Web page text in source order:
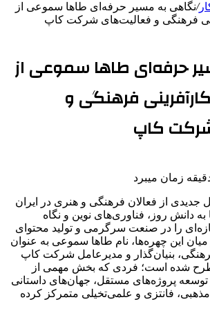
/نگاهی به مسیر حرفه‌ای طاها سموعی از
فرهنگی و فعالیت‌های شرکت کاپ
حرفه‌ای طاها سموعی از
فرهنگی و
کاپ
جدیدی از فعالان فرهنگی و هنری در ایران
به دانش روز، فناوری‌های نوین و نگاه
را در صنعت سرگرمی و تولید محتوای
میان این چهره‌ها، نام طاها سموعی به عنوان
بنیان‌گذار و مدیرعامل شرکت کاپ
شده است؛ فردی که بخش مهمی از
توسعه پروژه‌های مستقل، جهان‌های داستانی
مذهبی، فانتزی و علمی‌تخیلی متمرکز کرده